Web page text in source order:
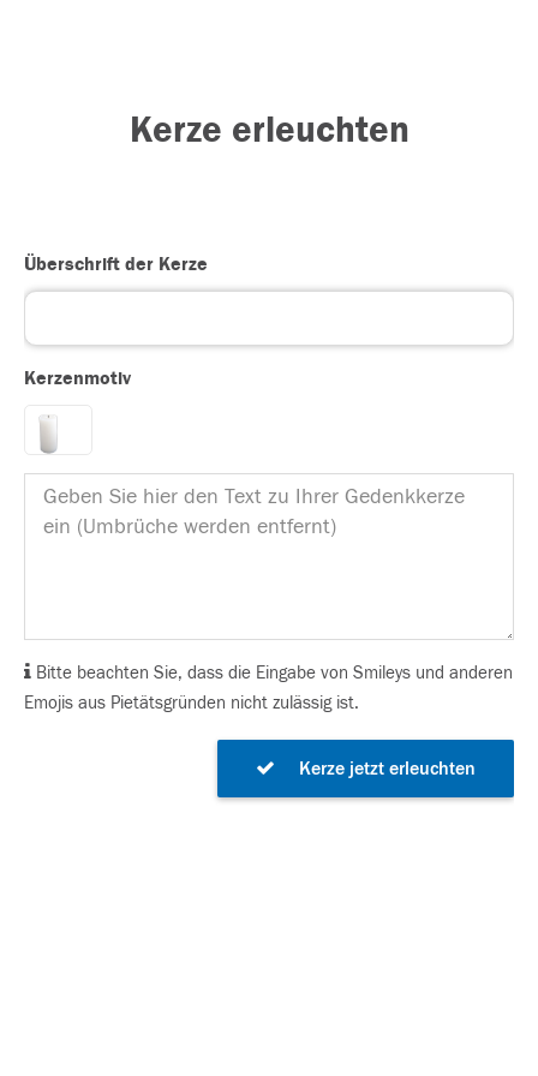
Kerze erleuchten
Überschrift der Kerze
Kerzenmotiv
Bitte beachten Sie, dass die Eingabe von Smileys und anderen
Emojis aus Pietätsgründen nicht zulässig ist.
Kerze jetzt erleuchten